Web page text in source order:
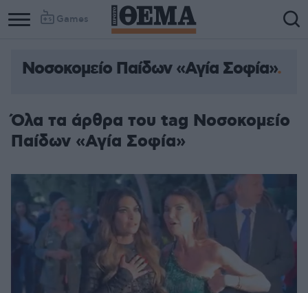
Games
Column
Column
Νοσοκομείο Παίδων «Αγία Σοφία»
Όλα τα άρθρα του tag Νοσοκομείο
Παίδων «Αγία Σοφία»